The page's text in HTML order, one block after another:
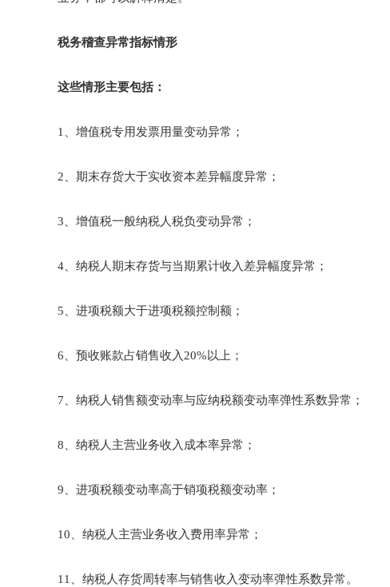
税务稽查异常指标情形
这些情形主要包括：
1、增值税专用发票用量变动异常；
2、期末存货大于实收资本差异幅度异常；
3、增值税一般纳税人税负变动异常；
4、纳税人期末存货与当期累计收入差异幅度异常；
5、进项税额大于进项税额控制额；
6、预收账款占销售收入20%以上；
7、纳税人销售额变动率与应纳税额变动率弹性系数异常；
8、纳税人主营业务收入成本率异常；
9、进项税额变动率高于销项税额变动率；
10、纳税人主营业务收入费用率异常；
11、纳税人存货周转率与销售收入变动率弹性系数异常。